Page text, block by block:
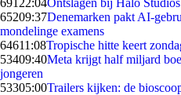
691 22:04Ontslagen bij Halo
65209:37Denemarken pakt AI-
mondelinge examens
64611:08Tropische hitte keert
53409:40Meta krijgt half miljard
jongeren
53305:00Trailers kijken: de